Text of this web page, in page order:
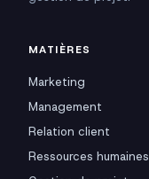
MATIÈRES
Marketing
Management
Relation client
Ressources humaines